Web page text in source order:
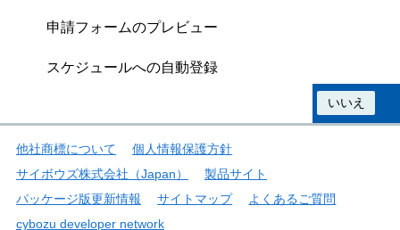
申請フォームのプレビュー
スケジュールへの自動登録
いいえ
他社商標について
個人情報保護方針
サイボウズ株式会社（Japan）
製品サイト
パッケージ版更新情報
サイトマップ
よくあるご質問
cybozu developer network